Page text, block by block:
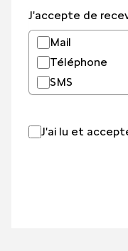
J'accepte de
Mail
Téléphone
SMS
J'ai lu et